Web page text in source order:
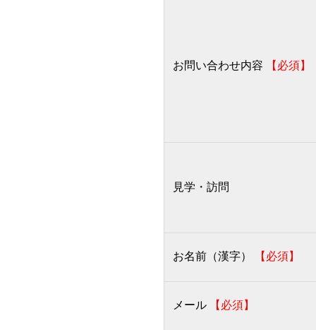
お問い合わせ内容 【必須】
見学・訪問
お名前（漢字） 【必須】
メール 【必須】